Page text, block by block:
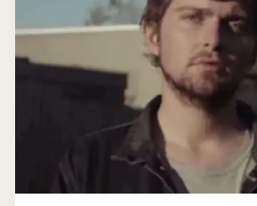
Type</span>